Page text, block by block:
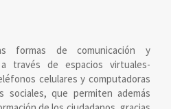
formas de comunicación y
través de espacios virtuales-
celulares y computadoras
que permiten además